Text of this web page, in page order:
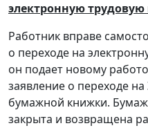
электронную
Работник вправе
о переходе на
он подает новому
заявление о переходе
бумажной книжки.
закрыта и возвращена